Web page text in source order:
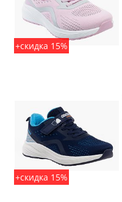
+скидка 15%
+скидка 15%